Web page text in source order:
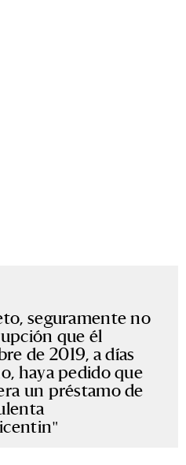
seguramente no
que él
de 2019, a días
haya pedido que
un préstamo de